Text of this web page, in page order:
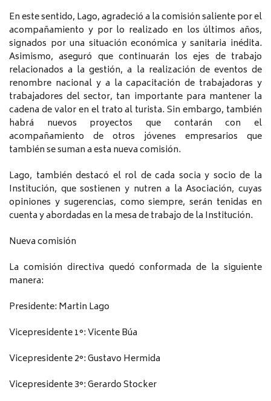
En este sentido, Lago, agradeció a la comisión saliente por el
acompañamiento y por lo realizado en los últimos años,
signados por una situación económica y sanitaria inédita.
Asimismo, aseguró que continuarán los ejes de trabajo
relacionados a la gestión, a la realización de eventos de
renombre nacional y a la capacitación de trabajadoras y
trabajadores del sector, tan importante para mantener la
cadena de valor en el trato al turista. Sin embargo, también
habrá nuevos proyectos que contarán con el
acompañamiento de otros jóvenes empresarios que
también se suman a esta nueva comisión.
Lago, también destacó el rol de cada socia y socio de la
Institución, que sostienen y nutren a la Asociación, cuyas
opiniones y sugerencias, como siempre, serán tenidas en
cuenta y abordadas en la mesa de trabajo de la Institución.
Nueva comisión
La comisión directiva quedó conformada de la siguiente
manera:
Presidente: Martin Lago
Vicepresidente 1°: Vicente Búa
Vicepresidente 2°: Gustavo Hermida
Vicepresidente 3°: Gerardo Stocker